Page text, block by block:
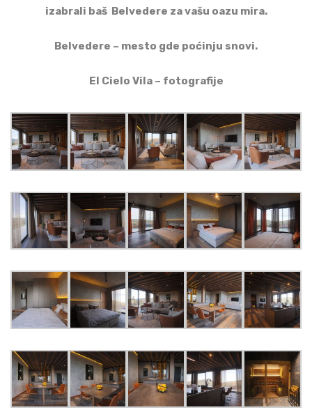
izabrali baš Belvedere za vašu oazu mira.
Belvedere – mesto gde poćinju snovi.
El Cielo Vila – fotografije